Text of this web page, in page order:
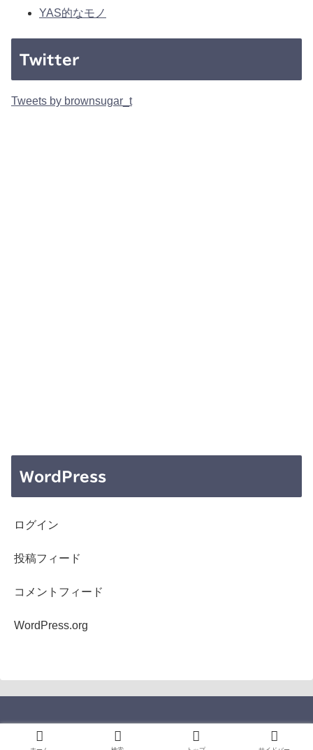
YAS的なモノ
Twitter
Tweets by brownsugar_t
WordPress
ログイン
投稿フィード
コメントフィード
WordPress.org
Copyright © 2005-2026 b's mono-log All Rights Reserved.